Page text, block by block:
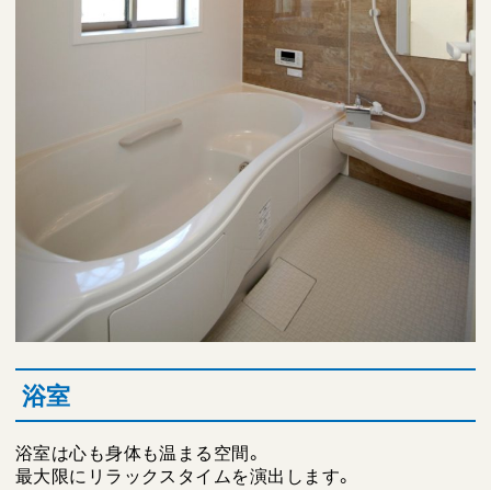
浴室
浴室は心も身体も温まる空間。
最大限にリラックスタイムを演出します。